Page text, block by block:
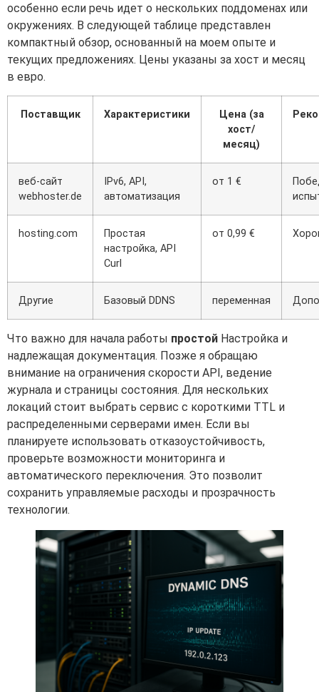
особенно если речь идет о нескольких поддоменах или
окружениях. В следующей таблице представлен
компактный обзор, основанный на моем опыте и
текущих предложениях. Цены указаны за хост и месяц
в евро.
Поставщик Характеристики
Цена (за
хост/
месяц)
веб-сайт
webhoster.de
IPv6, API,
автоматизация
от 1 €
hosting.com
Простая
настройка, API
Curl
от 0,99 €
Другие Базовый DDNS переменная
Что важно для начала работы простой Настройка и
надлежащая документация. Позже я обращаю
внимание на ограничения скорости API, ведение
журнала и страницы состояния. Для нескольких
локаций стоит выбрать сервис с короткими TTL и
распределенными серверами имен. Если вы
планируете использовать отказоустойчивость,
проверьте возможности мониторинга и
автоматического переключения. Это позволит
сохранить управляемые расходы и прозрачность
технологии.